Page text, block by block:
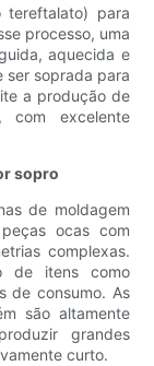
tereftalato) para
processo, uma
aquecida e
ser soprada para
a produção de
com excelente
sopro
de moldagem
ocas com
complexas.
de itens como
de consumo. As
são altamente
grandes
curto.